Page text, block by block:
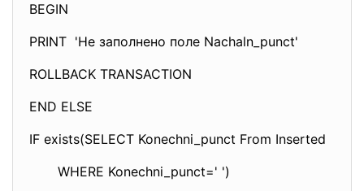
BEGIN
PRINT 'Не заполнено поле Nachaln_punct'
ROLLBACK TRANSACTION
END ELSE
IF exists(SELECT Konechni_punct From Inserted
WHERE Konechni_punct=' ')